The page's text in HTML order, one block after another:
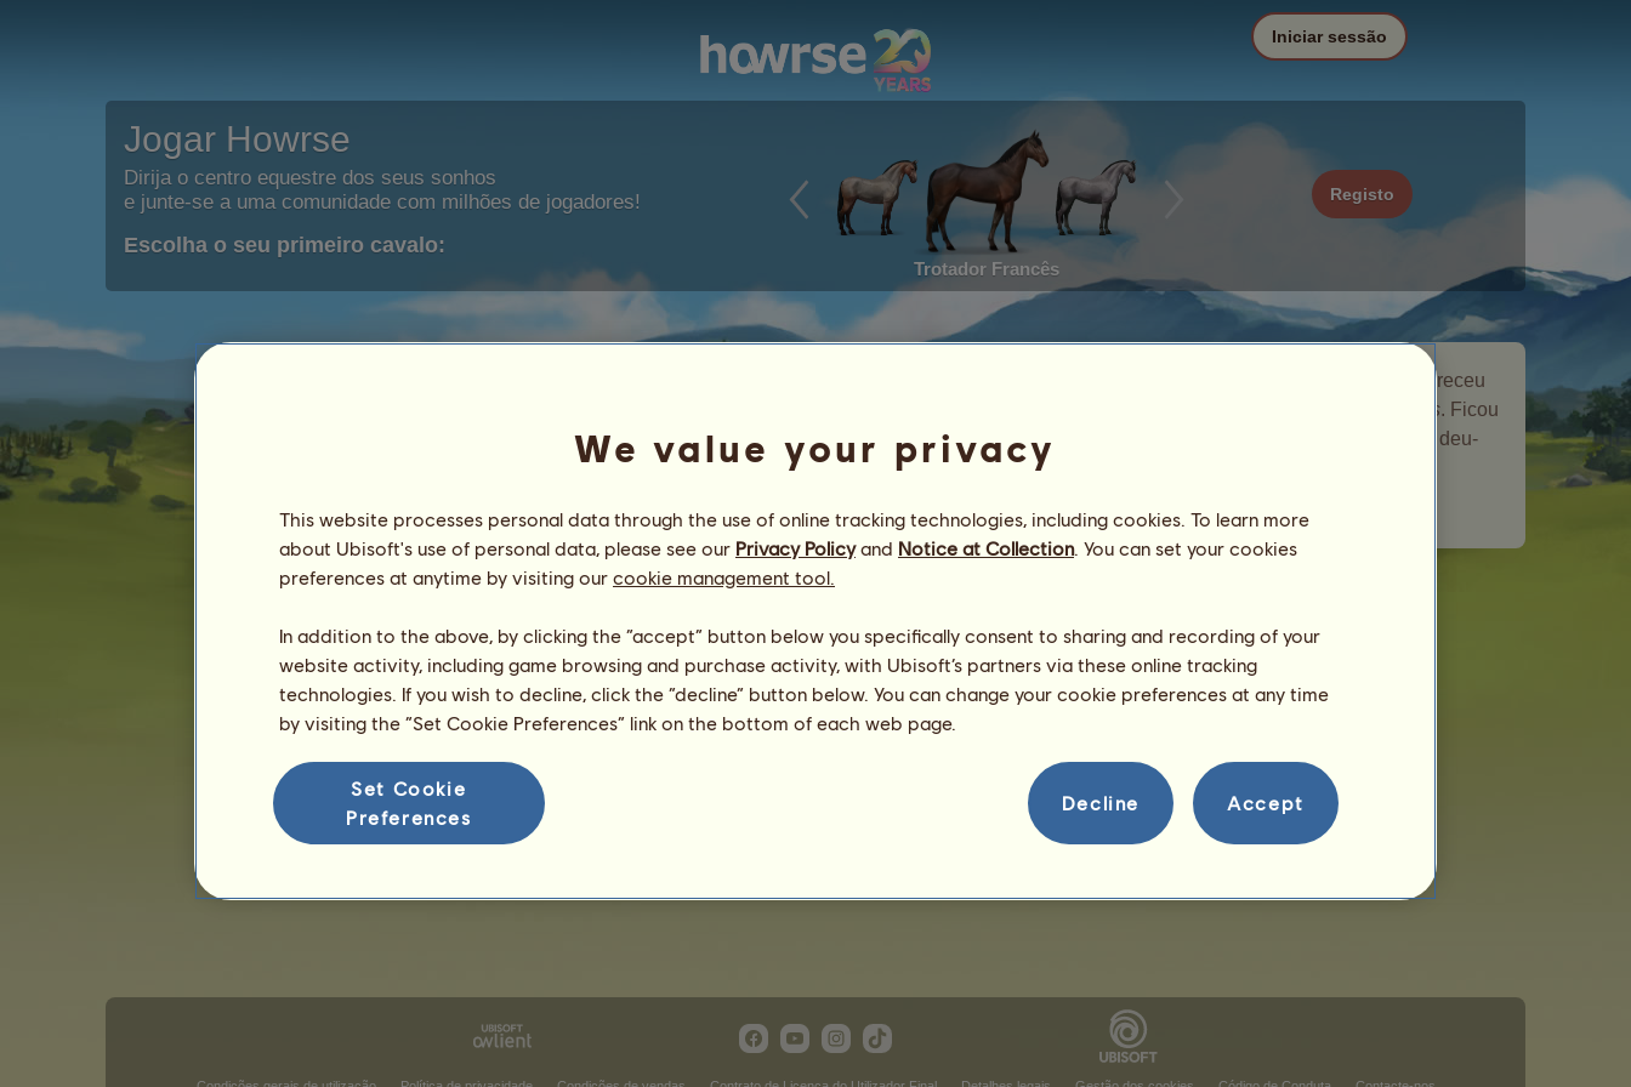
Jogar Howrse
Dirija o centro equestre dos seus sonhos
e junte-se a uma comunidade com milhões de jogadores!
Escolha o seu primeiro cavalo:
Trotador Francês
Registo
Iniciar sessão
Paciente
Paciente é um cavalo nómada que apareceu
Originais. Ficou
brevemente na sua quinta de criação e deu-
Número de jogadores visitados:
We value your privacy
This website processes personal data through the use of online tracking technologies, including cookies. To learn more
about Ubisoft's use of personal data, please see our Privacy Policyand Notice at Collection. You can set your cookies
preferences at anytime by visiting our cookie management tool.
In addition to the above, by clicking the “accept” button below you specifically consent to sharing and recording of your
website activity, including game browsing and purchase activity, with Ubisoft’s partners via these online tracking
technologies. If you wish to decline, click the “decline” button below. You can change your cookie preferences at any time
by visiting the “Set Cookie Preferences” link on the bottom of each web page.
Set Cookie
Preferences
Decline Accept